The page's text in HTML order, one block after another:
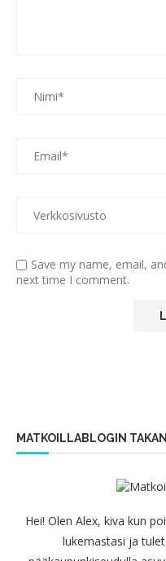
Save my name, email,
next time I comment.
MATKOILLABLOGIN
Hei! Olen Alex, kiva kun
lukemastasi ja